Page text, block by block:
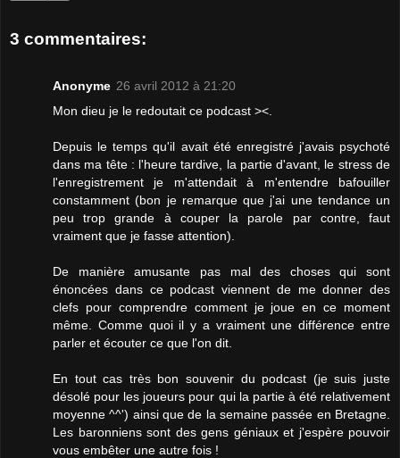
3 commentaires:
Anonyme 26 avril 2012 à 21:20
Mon dieu je le redoutait ce podcast ><.
Depuis le temps qu'il avait été enregistré j'avais psychoté
dans ma tête : l'heure tardive, la partie d'avant, le stress de
l'enregistrement je m'attendait à m'entendre bafouiller
constamment (bon je remarque que j'ai une tendance un
peu trop grande à couper la parole par contre, faut
vraiment que je fasse attention).
De manière amusante pas mal des choses qui sont
énoncées dans ce podcast viennent de me donner des
clefs pour comprendre comment je joue en ce moment
même. Comme quoi il y a vraiment une différence entre
parler et écouter ce que l'on dit.
En tout cas très bon souvenir du podcast (je suis juste
désolé pour les joueurs pour qui la partie à été relativement
moyenne ^^') ainsi que de la semaine passée en Bretagne.
Les baronniens sont des gens géniaux et j'espère pouvoir
vous embêter une autre fois !